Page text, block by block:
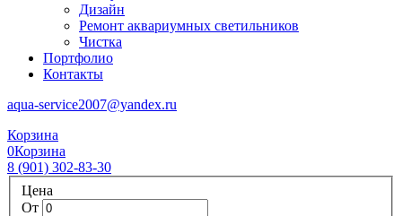
Дизайн
Ремонт аквариумных светильников
Чистка
Портфолио
Контакты
aqua-service2007@yandex.ru
Корзина
0Корзина
8 (901) 302-83-30
Цена
От